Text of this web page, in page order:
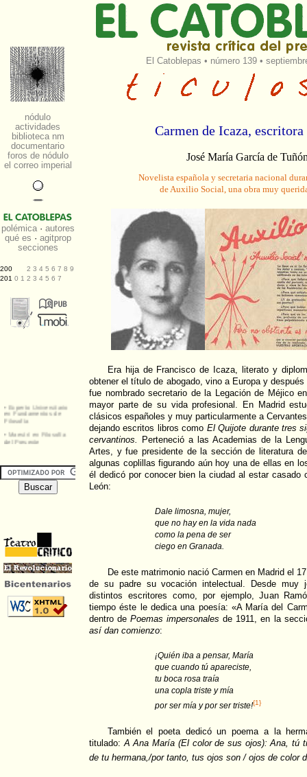
El Catoblepas • número 139•
Carmen de Icaza,
José María García de
Novelista española y secretaria nacional
de Auxilio Social, una obra muy
Era hija de Francisco de Icaza, literato y
obtener el título de abogado, vino a Europa y
fue nombrado secretario de la Legación de Méjico
mayor parte de su vida profesional. En Madrid
clásicos españoles y muy particularmente a
dejando escritos libros como El Quijote durante tres
cervantinos.
Perteneció a las Academias de la
Artes, y fue presidente de la sección de literatura
algunas coplillas figurando aún hoy una de ellas en
él dedicó por conocer bien la ciudad al estar casado
León:
Dale limosna, mujer,
que no hay en la vida nada
como la pena de ser
ciego en Granada.
De este matrimonio nació Carmen en Madrid el
de su padre su vocación intelectual. Desde muy
distintos escritores como, por ejemplo, Juan
tiempo éste le dedica una poesía: «A María del
dentro dePoemas impersonales de 1911, en la
así dan comienzo:
¡Quién iba a pensar, María
que cuando tú apareciste,
tu boca rosa traía
una copla triste y mía
por ser mía y por ser triste!{1}
También el poeta dedicó un poema a la
titulado:A Ana María (El color de sus ojos): Ana, tú
de tu hermana,/por tanto, tus ojos son / ojos de color